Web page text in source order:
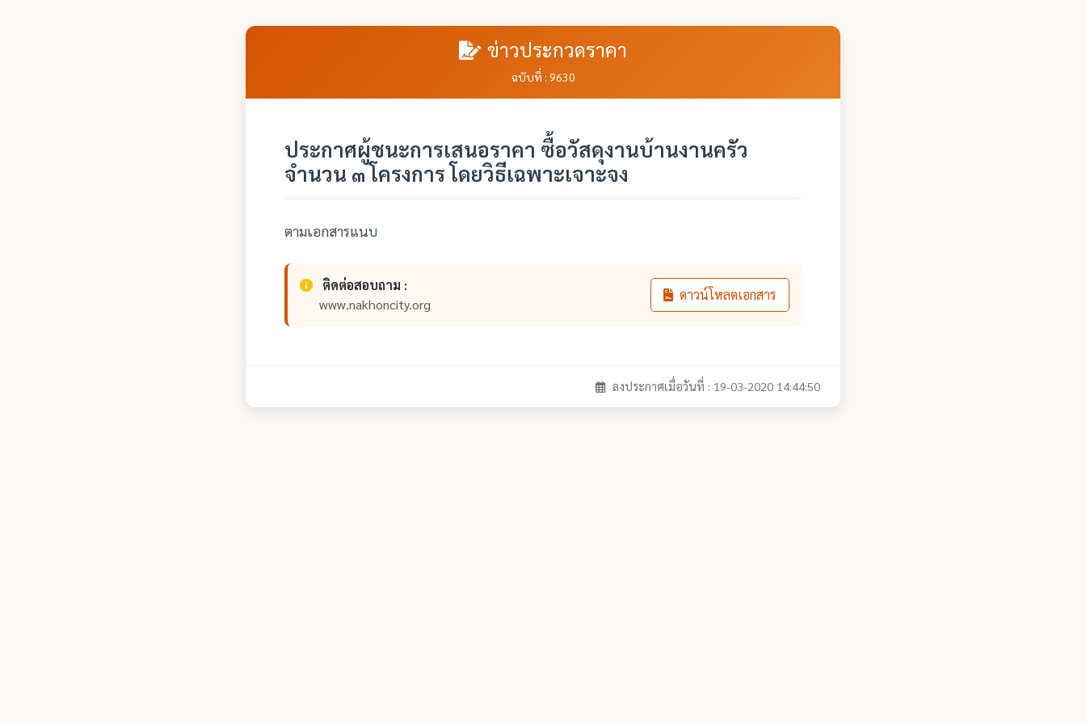
ข่าวประกวดราคา
ฉบับที่ : 9630
ประกาศผู้ชนะการเสนอราคา ซื้อวัสดุงานบ้านงานครัว
จำนวน ๓ โครงการ โดยวิธีเฉพาะเจาะจง
ตามเอกสารแนบ
ติดต่อสอบถาม :
www.nakhoncity.org
ดาวน์โหลดเอกสาร
ลงประกาศเมื่อวันที่ : 19-03-2020 14:44:50